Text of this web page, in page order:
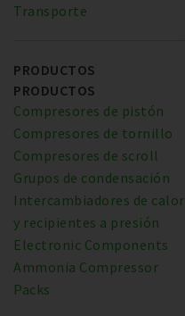
Transporte
PRODUCTOS
PRODUCTOS
Compresores de pistón
Compresores de tornillo
Compresores de scroll
Grupos de condensación
Intercambiadores de calor
y recipientes a presión
Electronic Components
Ammonia Compressor
Packs